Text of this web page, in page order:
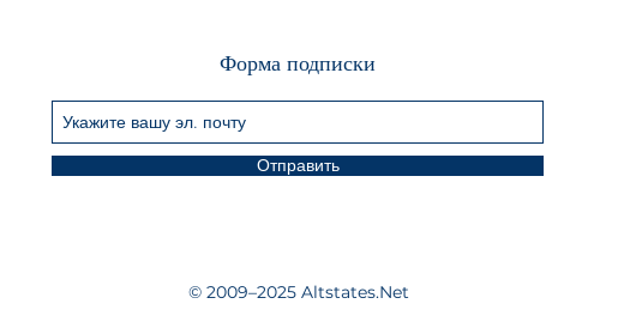
Форма подписки
Отправить
© 2009–2025 Altstates.Net